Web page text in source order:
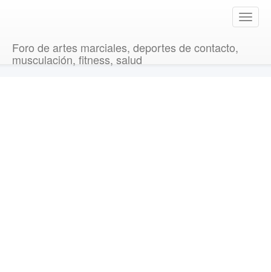
T
o
Foro de artes marciales, deportes de contacto,
musculación, fitness, salud